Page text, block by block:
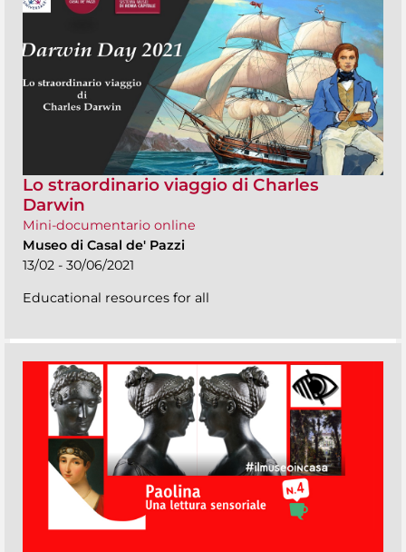
Lo straordinario viaggio di Charles
Darwin
Mini-documentario online
Museo di Casal de' Pazzi
13/02 - 30/06/2021
Educational resources for all